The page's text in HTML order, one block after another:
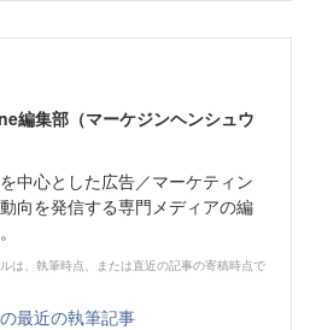
編集部（マーケジンヘンシュウ
中心とした広告／マーケティン
向を発信する専門メディアの編
は、執筆時点、または直近の記事の寄稿時点で
最近の執筆記事